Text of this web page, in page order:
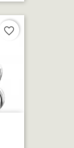
favorite_border